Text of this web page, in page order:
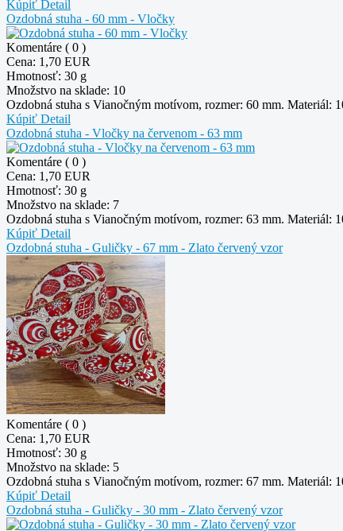
Kúpiť Detail
Ozdobná stuha - 60 mm - Vločky
Komentáre ( 0 )
Cena: 1,70 EUR
Hmotnosť: 30 g
Množstvo na sklade: 10
Ozdobná stuha s Vianočným motívom, rozmer: 60 mm. Materiál:
Kúpiť Detail
Ozdobná stuha - Vločky na červenom - 63 mm
Komentáre ( 0 )
Cena: 1,70 EUR
Hmotnosť: 30 g
Množstvo na sklade: 7
Ozdobná stuha s Vianočným motívom, rozmer: 63 mm. Materiál:
Kúpiť Detail
Ozdobná stuha - Guličky - 67 mm - Zlato červený vzor
Komentáre ( 0 )
Cena: 1,70 EUR
Hmotnosť: 30 g
Množstvo na sklade: 5
Ozdobná stuha s Vianočným motívom, rozmer: 67 mm. Materiál:
Kúpiť Detail
Ozdobná stuha - Guličky - 30 mm - Zlato červený vzor